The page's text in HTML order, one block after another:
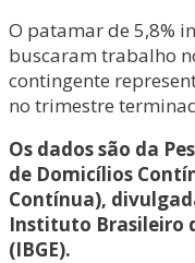
O patamar de 5,8%
buscaram trabalho
contingente
no trimestre
Os dados são da
de Domicílios
Contínua),
Instituto Brasileiro
(IBGE).